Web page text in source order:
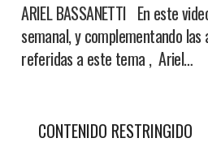
ARIEL BASSANETTI En este
semanal, y complementando
referidas a este tema , Ariel…
CONTENIDO RESTRINGIDO